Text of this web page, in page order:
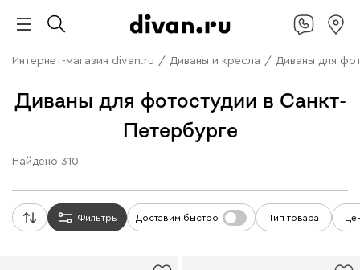
Интернет-магазин divan.ru / Диваны и кресла / Диваны для
Диваны для фотостудии в Санкт-
Петербурге
Найдено 310
Фильтры Доставим быстро Тип товара